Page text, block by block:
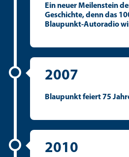
Ein neuer Meilenstein
Geschichte, denn das
Blaupunkt-Autoradio
2007
Blaupunkt feiert 75
2010